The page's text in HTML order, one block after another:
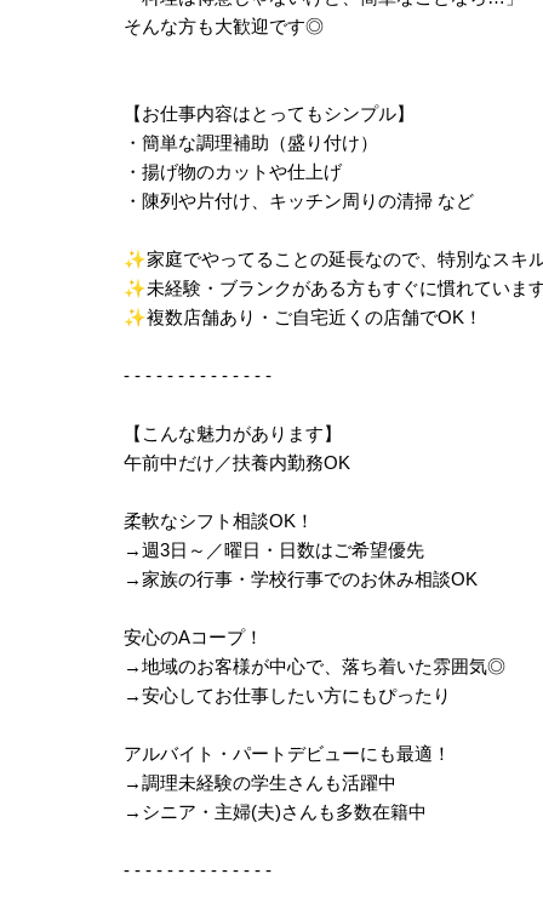
そんな方も大歓迎です◎
【お仕事内容はとってもシンプル】
・簡単な調理補助（盛り付け）
・揚げ物のカットや仕上げ
・陳列や片付け、キッチン周りの清掃 など
✨家庭でやってることの延長なので、特別なスキ
✨未経験・ブランクがある方もすぐに慣れていま
✨複数店舗あり・ご自宅近くの店舗でOK！
- - - - - - - - - - - - - -
【こんな魅力があります】
午前中だけ／扶養内勤務OK
柔軟なシフト相談OK！
→週3日～／曜日・日数はご希望優先
→家族の行事・学校行事でのお休み相談OK
安心のAコープ！
→地域のお客様が中心で、落ち着いた雰囲気◎
→安心してお仕事したい方にもぴったり
アルバイト・パートデビューにも最適！
→調理未経験の学生さんも活躍中
→シニア・主婦(夫)さんも多数在籍中
- - - - - - - - - - - - - -